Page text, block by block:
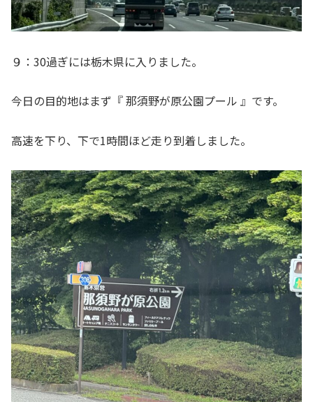
９：30過ぎには栃木県に入りました。
今日の目的地はまず『 那須野が原公園プール 』です。
高速を下り、下で1時間ほど走り到着しました。